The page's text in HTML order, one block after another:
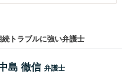
トラブルに強い弁護士
島 徹信 弁護士